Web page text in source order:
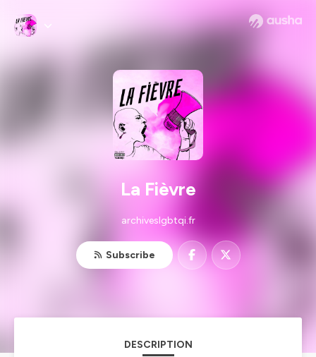
La Fièvre
archiveslgbtqi.fr
Subscribe
DESCRIPTION